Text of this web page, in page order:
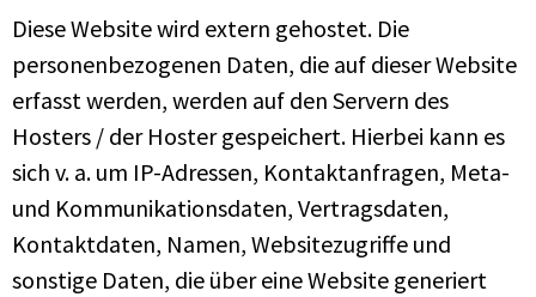
Diese Website wird extern gehostet. Die
personenbezogenen Daten, die auf dieser Website
erfasst werden, werden auf den Servern des
Hosters / der Hoster gespeichert. Hierbei kann es
sich v. a. um IP-Adressen, Kontaktanfragen, Meta-
und Kommunikationsdaten, Vertragsdaten,
Kontaktdaten, Namen, Websitezugriffe und
sonstige Daten, die über eine Website generiert